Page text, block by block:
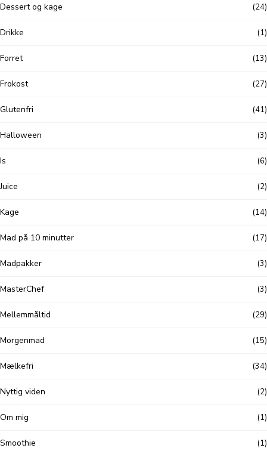
Dessert og kage (24)
Drikke (1)
Forret (13)
Frokost (27)
Glutenfri (41)
Halloween (3)
Is (6)
Juice (2)
Kage (14)
Mad på 10 minutter (17)
Madpakker (3)
MasterChef (3)
Mellemmåltid (29)
Morgenmad (15)
Mælkefri (34)
Nyttig viden (2)
Om mig (1)
Smoothie (1)